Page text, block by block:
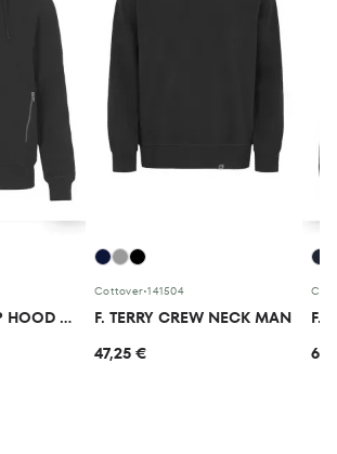
F. TERRY FULL ZIP HOOD MEN
Cottover•141504
F. TERRY CREW NECK MAN
47,25 €
F.